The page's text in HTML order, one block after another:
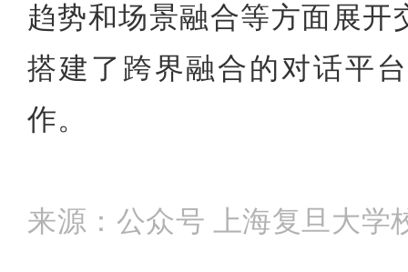
趋势和场景融合等方面展
搭建了跨界融合的对话平
作。
来源：公众号 上海复旦大学